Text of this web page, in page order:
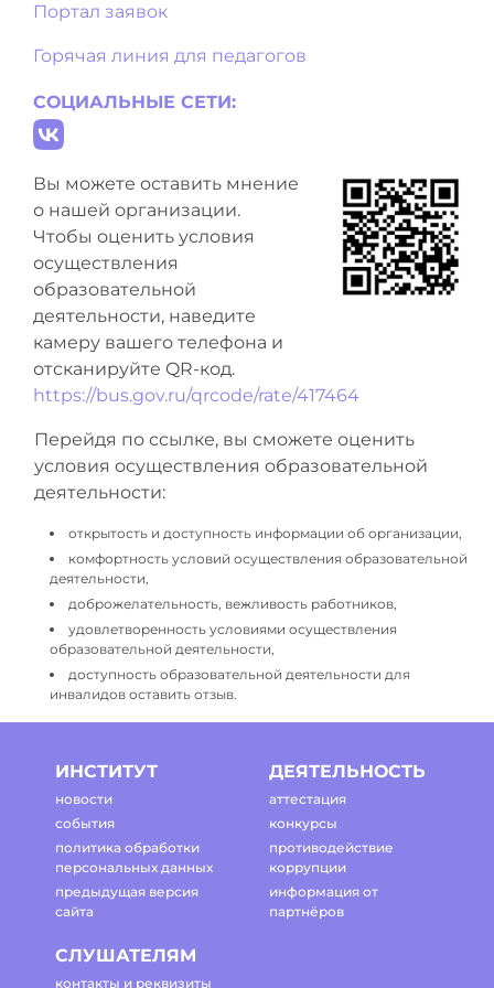
Портал заявок
Горячая линия для педагогов
СОЦИАЛЬНЫЕ СЕТИ:
Вы можете оставить мнение
о нашей организации.
Чтобы оценить условия
осуществления
образовательной
деятельности, наведите
камеру вашего телефона и
отсканируйте QR-код.
https://bus.gov.ru/qrcode/rate/417464
Перейдя по ссылке, вы сможете оценить
условия осуществления образовательной
деятельности:
открытость и доступность информации об организации,
комфортность условий осуществления образовательной
деятельности,
доброжелательность, вежливость работников,
удовлетворенность условиями осуществления
образовательной деятельности,
доступность образовательной деятельности для
инвалидов оставить отзыв.
ИНСТИТУТ
новости
события
политика обработки
персональных данных
предыдущая версия
сайта
ДЕЯТЕЛЬНОСТЬ
аттестация
конкурсы
противодействие
коррупции
информация от
партнёров
СЛУШАТЕЛЯМ
контакты и реквизиты